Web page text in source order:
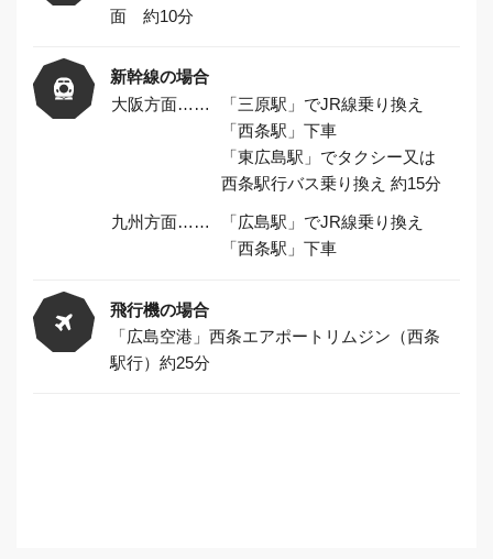
面 約10分
新幹線の場合
大阪方面……
「三原駅」でJR線乗り換え
「西条駅」下車
「東広島駅」でタクシー又は
西条駅行バス乗り換え 約15分
九州方面……
「広島駅」でJR線乗り換え
「西条駅」下車
飛行機の場合
「広島空港」西条エアポートリムジン（西条
駅行）約25分